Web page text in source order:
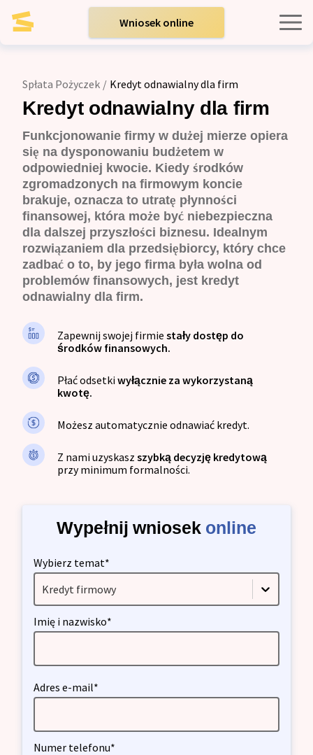
Wniosek online
Kredyty dla firm
Opinie
Blog
Zespół
Kontakt
Spłata Pożyczek / Kredyt odnawialny dla firm
Kredyt odnawialny dla firm
Funkcjonowanie firmy w dużej mierze opiera
się na dysponowaniu budżetem w
odpowiedniej kwocie. Kiedy środków
zgromadzonych na firmowym koncie
brakuje, oznacza to utratę płynności
finansowej, która może być niebezpieczna
dla dalszej przyszłości biznesu. Idealnym
rozwiązaniem dla przedsiębiorcy, który chce
zadbać o to, by jego firma była wolna od
problemów finansowych, jest kredyt
odnawialny dla firm.
Zapewnij swojej firmie stały dostęp do
środków finansowych.
Płać odsetkiwyłącznie za wykorzystaną
kwotę.
Możesz automatycznie odnawiać kredyt.
Z nami uzyskasz szybką decyzję kredytową
przy minimum formalności.
Wypełnij wniosek online
Wybierz temat*
Kredyt firmowy
Imię i nazwisko*
Adres e-mail*
Numer telefonu*